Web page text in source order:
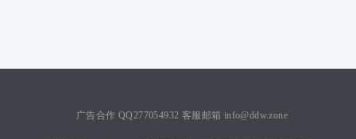
广告合作 QQ277054932 客服邮箱 info@ddw.zone